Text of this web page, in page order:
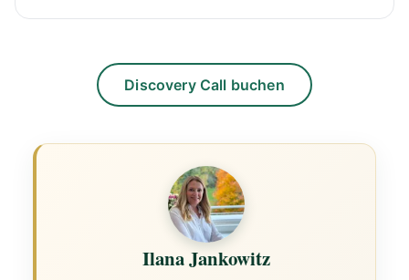
Discovery Call buchen
Ilana Jankowitz